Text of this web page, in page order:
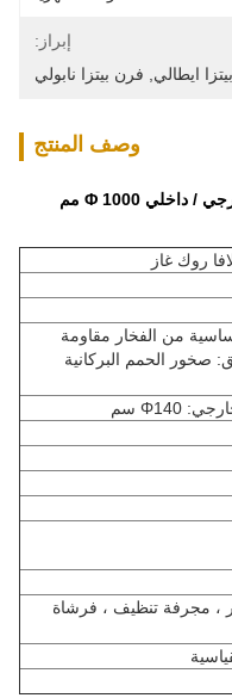
إبراز:
ايطالي
فرن بيتزا نابولي
وصف المنتج
P1-3-1 مطعم أصيل إيطالي بيتزا فرن خارجي / داخلي Φ 1000 مم
روك غاز
من الفخار مقاومة
صخور الحمم البركانية
، مجرفة تنظيف ، فرشاة